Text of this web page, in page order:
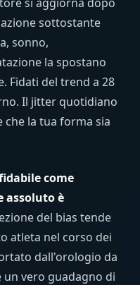
sottostante
sonno,
la spostano
Fidati del trend a 28
Il jitter quotidiano
che la tua forma sia
come
assoluto è
del bias tende
atleta nel corso dei
dall'orologio da
vero guadagno di